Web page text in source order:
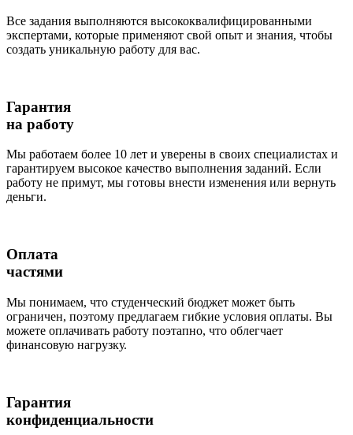
Все задания выполняются высококвалифицированными
экспертами, которые применяют свой опыт и знания, чтобы
создать уникальную работу для вас.
Гарантия
на работу
Мы работаем более 10 лет и уверены в своих специалистах и
гарантируем высокое качество выполнения заданий. Если
работу не примут, мы готовы внести изменения или вернуть
деньги.
Оплата
частями
Мы понимаем, что студенческий бюджет может быть
ограничен, поэтому предлагаем гибкие условия оплаты. Вы
можете оплачивать работу поэтапно, что облегчает
финансовую нагрузку.
Гарантия
конфиденциальности